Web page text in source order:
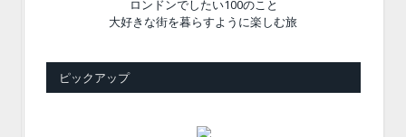
ロンドンでしたい100のこと
大好きな街を暮らすように楽しむ旅
ピックアップ